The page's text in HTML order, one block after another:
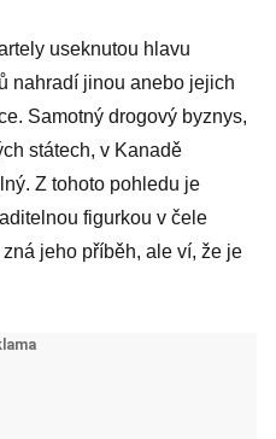
useknutou hlavu
nahradí jinou anebo jejich
Samotný drogový byznys,
státech, v Kanadě
Z tohoto pohledu je
figurkou v čele
jeho příběh, ale ví, že je